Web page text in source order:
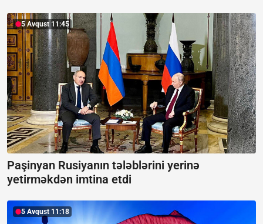
5 Avqust 11:45
Paşinyan Rusiyanın tələblərini yerinə
yetirməkdən imtina etdi
5 Avqust 11:18